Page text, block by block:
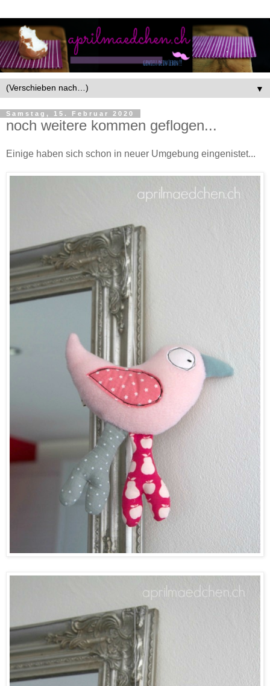
▼
Samstag, 15. Februar 2020
noch weitere kommen geflogen...
Einige haben sich schon in neuer Umgebung eingenistet...